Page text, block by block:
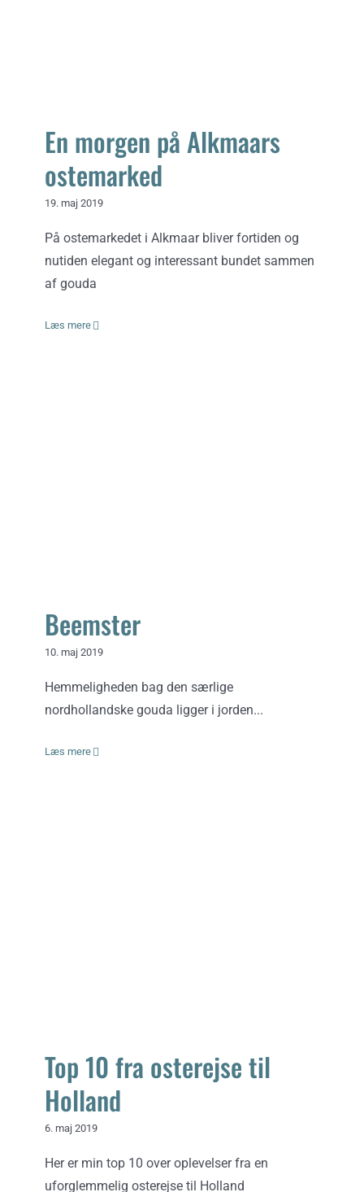
En morgen på Alkmaars
ostemarked
19. maj 2019
På ostemarkedet i Alkmaar bliver fortiden og
nutiden elegant og interessant bundet sammen
af gouda
Læs mere
Beemster
10. maj 2019
Hemmeligheden bag den særlige
nordhollandske gouda ligger i jorden...
Læs mere
Top 10 fra osterejse til
Holland
6. maj 2019
Her er min top 10 over oplevelser fra en
uforglemmelig osterejse til Holland